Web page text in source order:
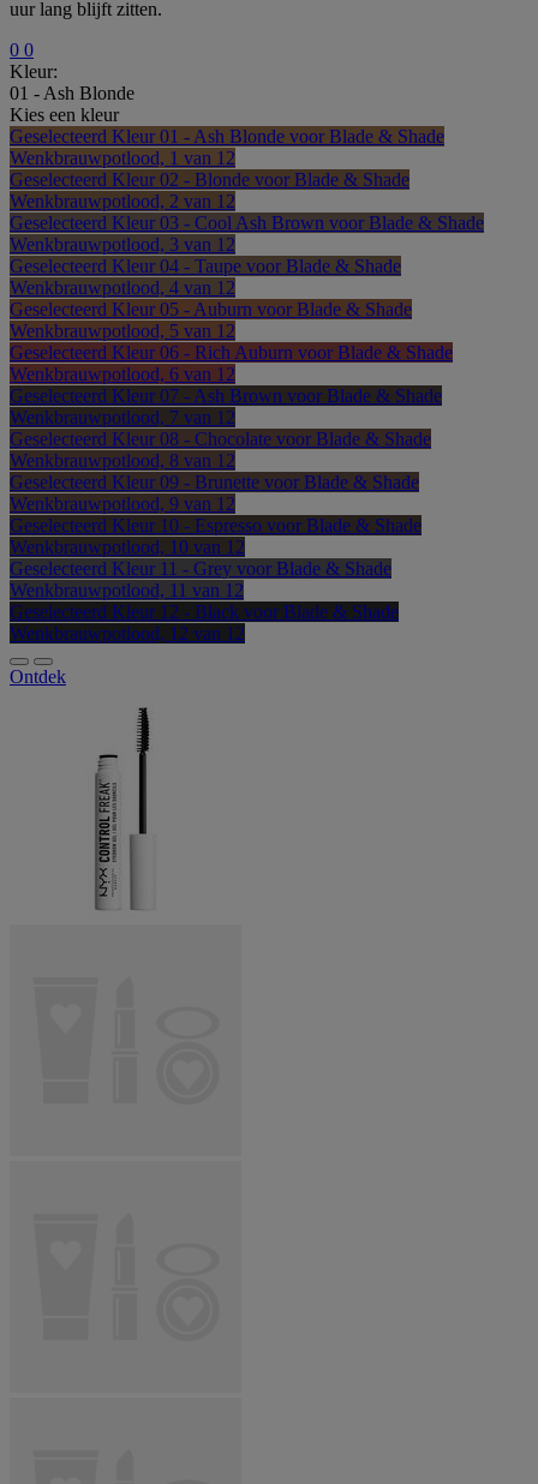
uur lang blijft zitten.
0 0
Kleur:
01 - Ash Blonde
Kies een kleur
Geselecteerd Kleur 01 - Ash Blonde voor Blade & Shade
Wenkbrauwpotlood, 1 van 12
Geselecteerd Kleur 02 - Blonde voor Blade & Shade
Wenkbrauwpotlood, 2 van 12
Geselecteerd Kleur 03 - Cool Ash Brown voor Blade & Shade
Wenkbrauwpotlood, 3 van 12
Geselecteerd Kleur 04 - Taupe voor Blade & Shade
Wenkbrauwpotlood, 4 van 12
Geselecteerd Kleur 05 - Auburn voor Blade & Shade
Wenkbrauwpotlood, 5 van 12
Geselecteerd Kleur 06 - Rich Auburn voor Blade & Shade
Wenkbrauwpotlood, 6 van 12
Geselecteerd Kleur 07 - Ash Brown voor Blade & Shade
Wenkbrauwpotlood, 7 van 12
Geselecteerd Kleur 08 - Chocolate voor Blade & Shade
Wenkbrauwpotlood, 8 van 12
Geselecteerd Kleur 09 - Brunette voor Blade & Shade
Wenkbrauwpotlood, 9 van 12
Geselecteerd Kleur 10 - Espresso voor Blade & Shade
Wenkbrauwpotlood, 10 van 12
Geselecteerd Kleur 11 - Grey voor Blade & Shade
Wenkbrauwpotlood, 11 van 12
Geselecteerd Kleur 12 - Black voor Blade & Shade
Wenkbrauwpotlood, 12 van 12
Ontdek